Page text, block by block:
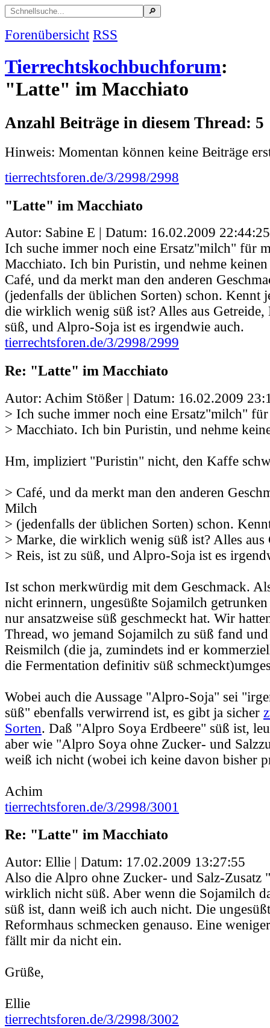
Forenübersicht RSS
Tierrechtskochbuchforum:
"Latte" im Macchiato
Anzahl Beiträge in diesem Thread: 5
Hinweis: Momentan können keine Beiträge
tierrechtsforen.de/3/2998/2998
"Latte" im Macchiato
Autor: Sabine E | Datum: 16.02.2009 22:44:25
Ich suche immer noch eine Ersatz"milch" für
Macchiato. Ich bin Puristin, und nehme
Café, und da merkt man den anderen
(jedenfalls der üblichen Sorten) schon. Kennt
die wirklich wenig süß ist? Alles aus Getreide,
süß, und Alpro-Soja ist es irgendwie auch.
tierrechtsforen.de/3/2998/2999
Re: "Latte" im Macchiato
Autor: Achim Stößer | Datum: 16.02.2009
> Ich suche immer noch eine Ersatz"milch"
> Macchiato. Ich bin Puristin, und nehme
Hm, impliziert "Puristin" nicht, den Kaffe
> Café, und da merkt man den anderen
Milch
> (jedenfalls der üblichen Sorten) schon.
> Marke, die wirklich wenig süß ist? Alles aus
> Reis, ist zu süß, und Alpro-Soja ist es
Ist schon merkwürdig mit dem Geschmack.
nicht erinnern, ungesüßte Sojamilch
nur ansatzweise süß geschmeckt hat. Wir
Thread, wo jemand Sojamilch zu süß fand
Reismilch (die ja, zumindets ind er
die Fermentation definitiv süß
Wobei auch die Aussage "Alpro-Soja" sei
süß" ebenfalls verwirrend ist, es gibt ja sicher
Sorten. Daß "Alpro Soya Erdbeere" süß ist,
aber wie "Alpro Soya ohne Zucker- und
weiß ich nicht (wobei ich keine davon bisher
Achim
tierrechtsforen.de/3/2998/3001
Re: "Latte" im Macchiato
Autor: Ellie | Datum: 17.02.2009 13:27:55
Also die Alpro ohne Zucker- und Salz-Zusatz
wirklich nicht süß. Aber wenn die Sojamilch
süß ist, dann weiß ich auch nicht. Die
Reformhaus schmecken genauso. Eine
fällt mir da nicht ein.
Grüße,
Ellie
tierrechtsforen.de/3/2998/3002